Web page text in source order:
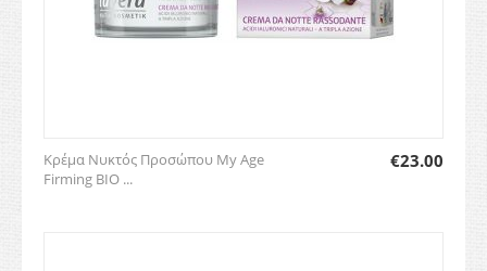
Κρέμα Νυκτός Προσώπου My Age
Firming BIO ...
€23.00